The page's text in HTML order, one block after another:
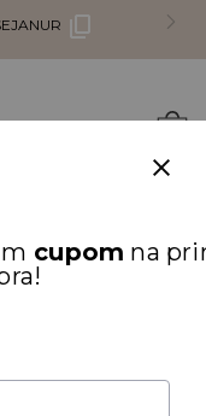
cupom na